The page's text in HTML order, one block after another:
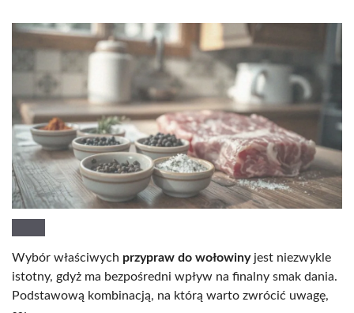
Wybór właściwych przypraw do wołowinyjest niezwykle
istotny, gdyż ma bezpośredni wpływ na finalny smak dania.
Podstawową kombinacją, na którą warto zwrócić uwagę,